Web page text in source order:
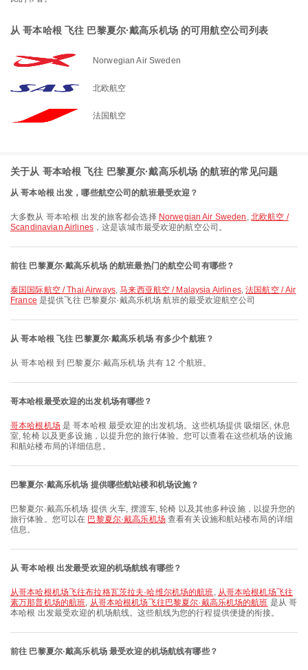
从 哥本哈根 飞往 巴黎夏尔·戴高乐机场 的可用航空公司列表
Norwegian Air Sweden
北欧航空
法国航空
关于从 哥本哈根 飞往 巴黎夏尔·戴高乐机场 的航班的常见问题
从 哥本哈根 出发，哪些航空公司的航班最受欢迎？
大多数从 哥本哈根 出发的旅客都会选择 Norwegian Air Sweden , 北欧航空 /
Scandinavian Airlines，这是该城市最受欢迎的航空公司。
前往 巴黎夏尔·戴高乐机场 的航班最热门的航空公司有哪些？
泰国国际航空 / Thai Airways,马来西亚航空 / Malaysia Airlines,法国航空 / Air
France 是提供飞往 巴黎夏尔·戴高乐机场 航班的最受欢迎航空公司
从 哥本哈根 飞往 巴黎夏尔·戴高乐机场 有多少个航班？
从 哥本哈根 到 巴黎夏尔·戴高乐机场 共有 12 个航班。
哥本哈根最受欢迎的出发机场有哪些？
哥本哈根机场是 哥本哈根 最受欢迎的出发机场。这些机场提供 吸烟区, 休息
室, 轮椅 以及更多设施，以提升您的旅行体验。您可以查看在这些机场的设施
和航站楼布局的详细信息。
巴黎夏尔·戴高乐机场 提供哪些航站楼和机场设施？
巴黎夏尔·戴高乐机场 提供 火车, 摆渡车, 轮椅 以及其他多种设施，以提升您的
旅行体验。您可以在 巴黎夏尔·戴高乐机场查看有关设施和航站楼布局的详细
信息。
从 哥本哈根 出发最受欢迎的机场航线有哪些？
从哥本哈根机场飞往布拉格瓦茨拉夫·哈维尔机场的航班, 从哥本哈根机场飞往
素万那普机场的航班, 从哥本哈根机场飞往巴黎夏尔·戴高乐机场的航班 是从 哥
本哈根 出发最受欢迎的机场航线。这些航线为您的行程提供便捷的衔接。
前往 巴黎夏尔·戴高乐机场 最受欢迎的机场航线有哪些？